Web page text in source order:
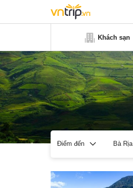
Khách sạn
Điểm đến Bà Rịa